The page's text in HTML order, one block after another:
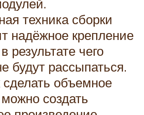
техника сборки
надёжное крепление
результате чего
будут рассыпаться.
сделать объемное
создать